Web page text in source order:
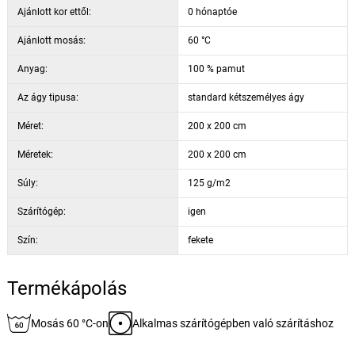
Ajánlott kor ettől: 0 hónaptóe
Ajánlott mosás: 60 °C
Anyag: 100 % pamut
Az ágy tipusa: standard kétszemélyes ágy
Méret: 200 x 200 cm
Méretek: 200 x 200 cm
Súly: 125 g/m2
Szárítógép: igen
Szín: fekete
Termékápolás
Mosás 60 °C-on Alkalmas szárítógépben való szárításhoz